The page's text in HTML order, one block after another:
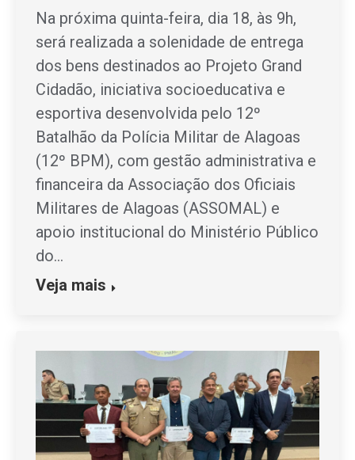
Na próxima quinta-feira, dia 18, às 9h,
será realizada a solenidade de entrega
dos bens destinados ao Projeto Grand
Cidadão, iniciativa socioeducativa e
esportiva desenvolvida pelo 12º
Batalhão da Polícia Militar de Alagoas
(12º BPM), com gestão administrativa e
financeira da Associação dos Oficiais
Militares de Alagoas (ASSOMAL) e
apoio institucional do Ministério Público
do…
Veja mais